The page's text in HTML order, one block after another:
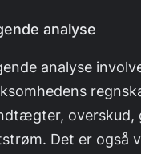
analyse
analyse
Det er også